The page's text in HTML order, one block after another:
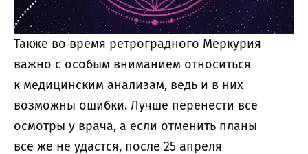
Также во время ретроградного Меркурия
важно с особым вниманием относиться
к медицинским анализам, ведь и в них
возможны ошибки. Лучше перенести все
осмотры у врача, а если отменить планы
все же не удастся, после 25 апреля